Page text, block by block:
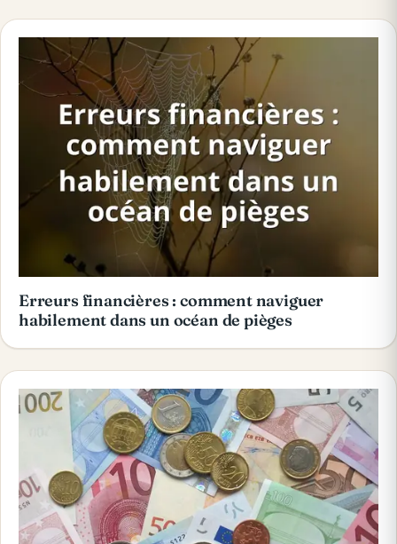
Erreurs financières : comment naviguer
habilement dans un océan de pièges